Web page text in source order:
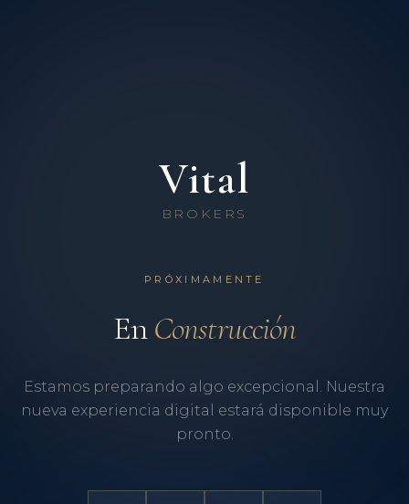
Vital
BROKERS
PRÓXIMAMENTE
EnConstrucción
Estamos preparando algo excepcional. Nuestra
nueva experiencia digital estará disponible muy
pronto.